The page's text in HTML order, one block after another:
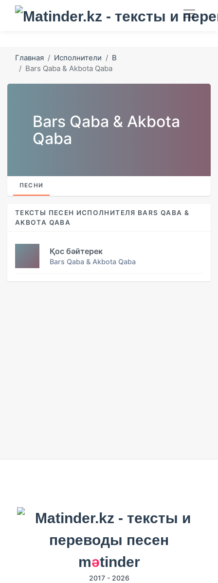
Главная Исполнители
B
Bars Qaba & Akbota Qaba
Bars Qaba & Akbota
Qaba
ПЕСНИ
ТЕКСТЫ ПЕСЕН ИСПОЛНИТЕЛЯ BARS QABA &
AKBOTA QABA
Қос бәйтерек
Bars Qaba & Akbota Qaba
mәtinder
2017 - 2026